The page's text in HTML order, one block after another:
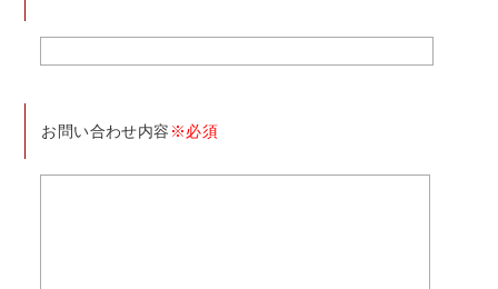
お問い合わせ内容 ※必須